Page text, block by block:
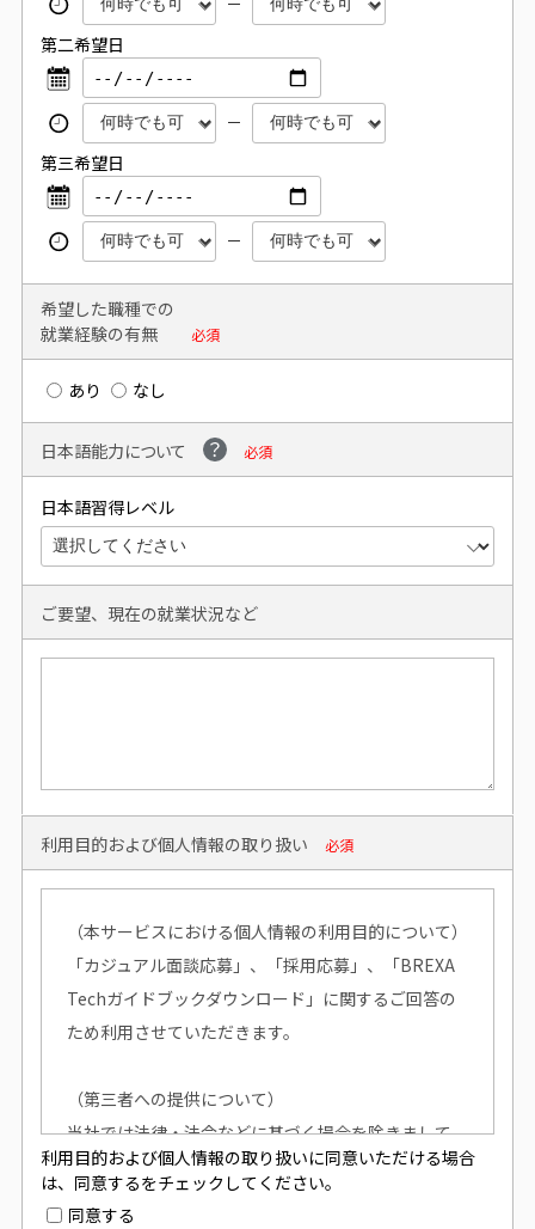
第二希望日
第三希望日
希望した職種での
就業経験の有無
必須
あり なし
日本語能力について 必須
日本語習得レベル
ご要望、現在の就業状況など
利用目的および個人情報の取り扱い 必須
（本サービスにおける個人情報の利用目的について）
「カジュアル面談応募」、「採用応募」、「BREXA
Techガイドブックダウンロード」に関するご回答の
ため利用させていただきます。
（第三者への提供について）
当社では法律・法令などに基づく場合を除きまして
は、お預かりしました個人情報は、本人の同意を得ず
に、第三者への提供はいたしません。
利用目的および個人情報の取り扱いに同意いただける場合
は、同意するをチェックしてください。
同意する